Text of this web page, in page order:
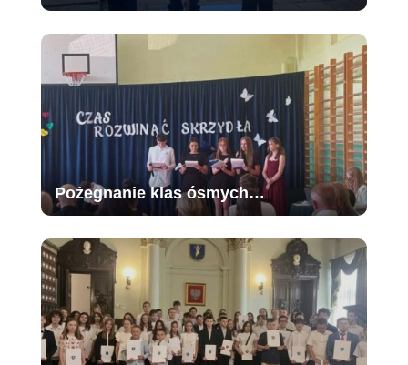
Pożegnanie klas ósmych…